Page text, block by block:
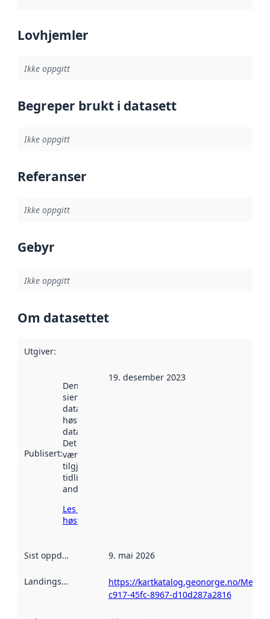
Lovhjemler
Ikke oppgitt
Begreper brukt i datasett
Ikke oppgitt
Referanser
Ikke oppgitt
Gebyr
Ikke oppgitt
Om datasettet
Utgiver:
Publisert:
Denne datoen
sier når
datasettet ble
høstet av
data.norge.no.
Det kan ha
vært
tilgjengelig
tidligere
andre steder.
Les mer om
høsting her
19. desember 2023
Sist oppdatert 9. mai 2026
Landingsside
https://kartkatalog.geonorge.no/
c917-45fc-8967-d10d287a2816